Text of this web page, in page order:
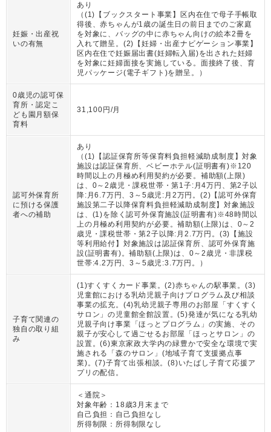
妊娠・出産祝
いの有無
あり
（ (1)【ブックスタート事業】区内在住で母子手帳取
得後、赤ちゃんが1歳の誕生日の前日までのご家庭
を対象に、バッグの中に赤ちゃん向けの絵本2冊を
入れて贈呈。(2)【妊婦・出産ナビゲーション事業】
区内在住で妊娠届出書(妊婦転入届)を出された妊婦
を対象に妊婦面接を実施している。面接終了後、育
児パッケージ(電子ギフト)を贈呈。
）
0歳児の認可保
育所・認定こ
ども園月額保
育料
31,100円/月
認可外保育所
に預ける保護
者への補助
あり
（ (1)【認証保育所等保育料負担軽減助成制度】対象
施設は認証保育所、ベビーホテル(証明書有)※120
時間以上の月極め利用契約が必要。補助額(上限)
は、0～2歳児・課税世帯・第1子:月4万円、第2子以
降:月6.7万円、3～5歳児:月2万円。(2)【認可外保育
施設第二子以降保育料負担軽減助成制度】対象施設
は、(1)を除く認可外保育施設(証明書有)※48時間以
上の月極め利用契約が必要。補助額(上限)は、0～2
歳児・課税世帯・第2子以降:月2.7万円。(3)【施設
等利用給付】対象施設は認証保育所、認可外保育施
設(証明書有)。補助額(上限)は、0～2歳児・非課税
世帯:4.2万円、3～5歳児:3.7万円。
）
子育て関連の
独自の取り組
み
(1)すくすくカード事業。(2)赤ちゃんの駅事業。(3)
児童館における乳幼児親子向けプログラム及び相談
事業の拡充。(4)乳幼児親子専用のお部屋「すくすく
サロン」の児童館全館設置。(5)発達が気になる乳幼
児親子向け事業「ほっとプログラム」の実施、その
親子が安心して過ごせるお部屋「ほっとサロン」の
設置。(6)東京家政大学内の緑豊かで安全な環境で実
施される「森のサロン」(地域子育て支援拠点事
業)。(7)子育て出張相談。(8)いたばし子育て応援ア
プリの配信。
＜通院＞
対象年齢： 18歳3月末まで
自己負担： 自己負担なし
所得制限： 所得制限なし